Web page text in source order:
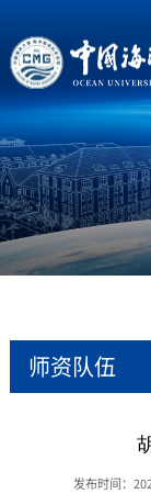
师资队伍
发布时间：